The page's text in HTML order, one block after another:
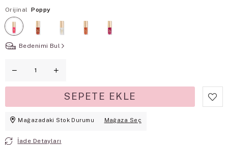
Orijinal Poppy
Bedenimi Bul
Mağazadaki Stok Durumu Mağaza Seç
İade Detayları